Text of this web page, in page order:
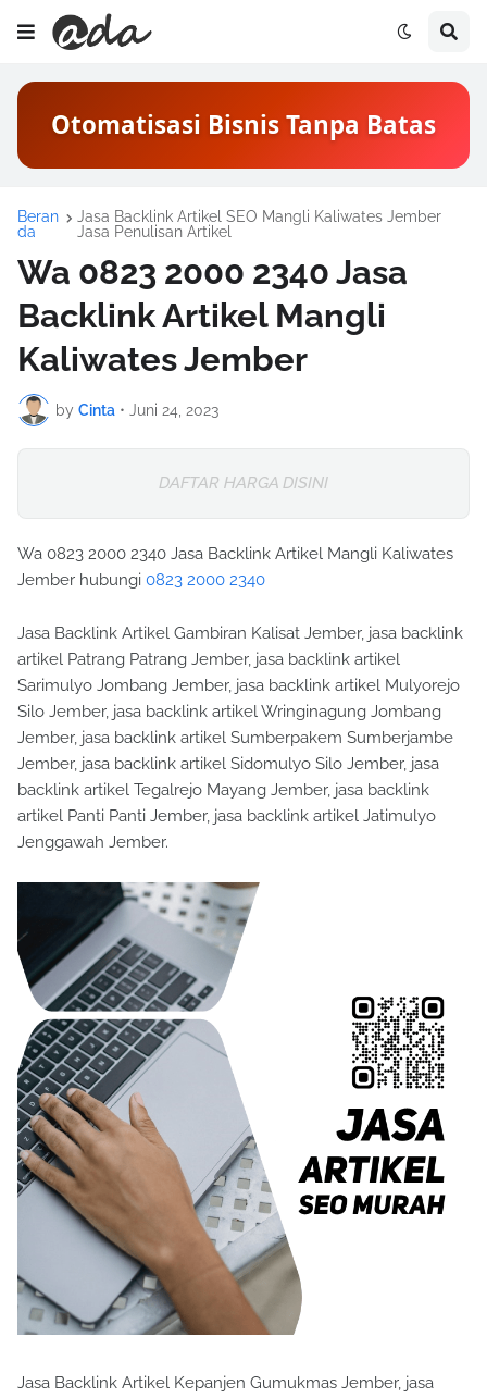
Otomatisasi Bisnis Tanpa Batas
Beran
da
Jasa Backlink Artikel SEO Mangli Kaliwates Jember
Jasa Penulisan Artikel
Wa 0823 2000 2340 Jasa
Backlink Artikel Mangli
Kaliwates Jember
by Cinta • Juni 24, 2023
DAFTAR HARGA DISINI
Wa 0823 2000 2340 Jasa Backlink Artikel Mangli Kaliwates
Jember hubungi 0823 2000 2340
Jasa Backlink Artikel Gambiran Kalisat Jember, jasa backlink
artikel Patrang Patrang Jember, jasa backlink artikel
Sarimulyo Jombang Jember, jasa backlink artikel Mulyorejo
Silo Jember, jasa backlink artikel Wringinagung Jombang
Jember, jasa backlink artikel Sumberpakem Sumberjambe
Jember, jasa backlink artikel Sidomulyo Silo Jember, jasa
backlink artikel Tegalrejo Mayang Jember, jasa backlink
artikel Panti Panti Jember, jasa backlink artikel Jatimulyo
Jenggawah Jember.
Jasa Backlink Artikel Kepanjen Gumukmas Jember, jasa